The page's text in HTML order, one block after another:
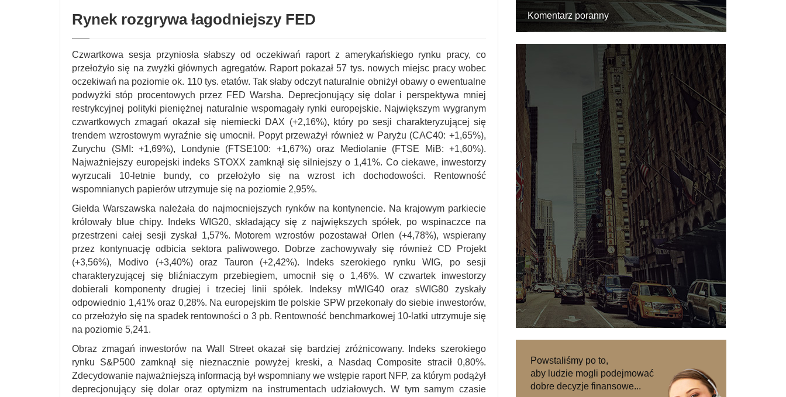
Rynek rozgrywa łagodniejszy FED
Czwartkowa sesja przyniosła słabszy od oczekiwań raport z amerykańskiego rynku pracy, co
przełożyło się na zwyżki głównych agregatów. Raport pokazał 57 tys. nowych miejsc pracy wobec
oczekiwań na poziomie ok. 110 tys. etatów. Tak słaby odczyt naturalnie obniżył obawy o ewentualne
podwyżki stóp procentowych przez FED Warsha. Deprecjonujący się dolar i perspektywa mniej
restrykcyjnej polityki pieniężnej naturalnie wspomagały rynki europejskie. Największym wygranym
czwartkowych zmagań okazał się niemiecki DAX (+2,16%), który po sesji charakteryzującej się
trendem wzrostowym wyraźnie się umocnił. Popyt przeważył również w Paryżu (CAC40: +1,65%),
Zurychu (SMI: +1,69%), Londynie (FTSE100: +1,67%) oraz Mediolanie (FTSE MiB: +1,60%).
Najważniejszy europejski indeks STOXX zamknął się silniejszy o 1,41%. Co ciekawe, inwestorzy
wyrzucali 10-letnie bundy, co przełożyło się na wzrost ich dochodowości. Rentowność
wspomnianych papierów utrzymuje się na poziomie 2,95%.
Giełda Warszawska należała do najmocniejszych rynków na kontynencie. Na krajowym parkiecie
królowały blue chipy. Indeks WIG20, składający się z największych spółek, po wspinaczce na
przestrzeni całej sesji zyskał 1,57%. Motorem wzrostów pozostawał Orlen (+4,78%), wspierany
przez kontynuację odbicia sektora paliwowego. Dobrze zachowywały się również CD Projekt
(+3,56%), Modivo (+3,40%) oraz Tauron (+2,42%). Indeks szerokiego rynku WIG, po sesji
charakteryzującej się bliźniaczym przebiegiem, umocnił się o 1,46%. W czwartek inwestorzy
dobierali komponenty drugiej i trzeciej linii spółek. Indeksy mWIG40 oraz sWIG80 zyskały
odpowiednio 1,41% oraz 0,28%. Na europejskim tle polskie SPW przekonały do siebie inwestorów,
co przełożyło się na spadek rentowności o 3 pb. Rentowność benchmarkowej 10-latki utrzymuje się
na poziomie 5,241.
Obraz zmagań inwestorów na Wall Street okazał się bardziej zróżnicowany. Indeks szerokiego
rynku S&P500 zamknął się nieznacznie powyżej kreski, a Nasdaq Composite stracił 0,80%.
Zdecydowanie najważniejszą informacją był wspomniany we wstępie raport NFP, za którym podążył
deprecjonujący się dolar oraz optymizm na instrumentach udziałowych. W tym samym czasie
Komentarz poranny
Powstaliśmy po to,
aby ludzie mogli podejmować
dobre decyzje finansowe...